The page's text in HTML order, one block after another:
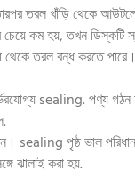
তরল খাঁড়ি থেকে
কম হয়, তখন ডিস্কটি
থেকে তরল বন্ধ করতে পারে।
sealing. পণ্য গঠন
sealing পৃষ্ঠ ভাল
ঝালাই করা হয়.